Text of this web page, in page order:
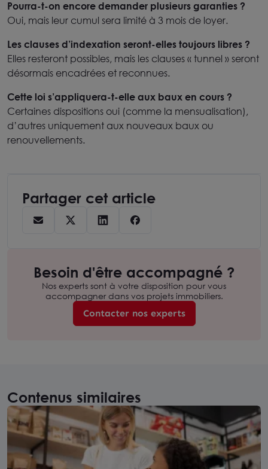
Pourra-t-on encore demander plusieurs garanties ?
Oui, mais leur cumul sera limité à 3 mois de loyer.
Les clauses d’indexation seront-elles toujours libres ?
Elles resteront possibles, mais les clauses « tunnel » seront
désormais encadrées et reconnues.
Cette loi s’appliquera-t-elle aux baux en cours ?
Certaines dispositions oui (comme la mensualisation),
d’autres uniquement aux nouveaux baux ou
renouvellements.
Partager cet article
Besoin d'être accompagné ?
Nos experts sont à votre disposition pour vous
accompagner dans vos projets immobiliers.
Contacter nos experts
Contenus similaires